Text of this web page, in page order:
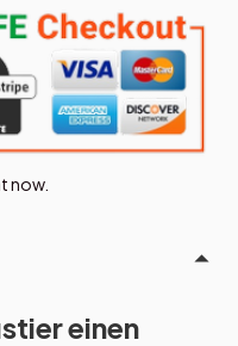
now.
einen